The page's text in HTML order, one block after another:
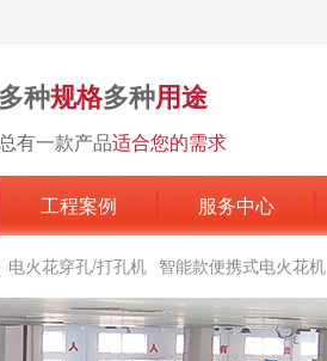
多种规格多种用途
有一款产品适合您的需求
工程案例 服务中心
电火花穿孔/打孔机 智能款便携式电火花机